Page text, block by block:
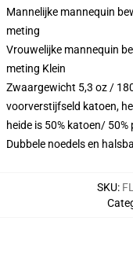
Mannelijke mannequin
meting
Vrouwelijke mannequin
meting Klein
Zwaargewicht 5,3 oz /
voorverstijfseld katoen,
heide is 50% katoen/ 50%
Dubbele noedels en
SKU: